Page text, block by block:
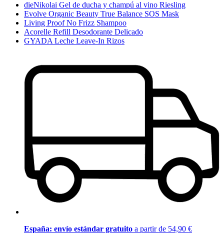
dieNikolai Gel de ducha y champú al vino Riesling
Evolve Organic Beauty True Balance SOS Mask
Living Proof No Frizz Shampoo
Acorelle Refill Desodorante Delicado
GYADA Leche Leave-In Rizos
España: envío estándar gratuito a partir de 54,90 €